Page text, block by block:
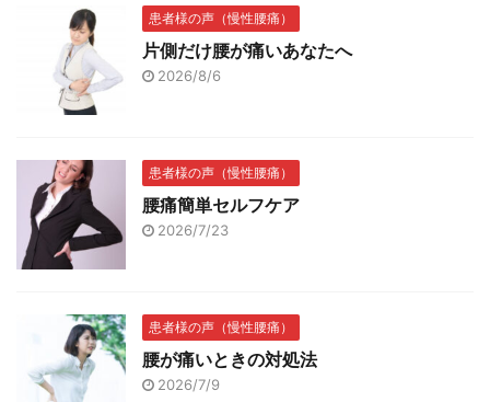
患者様の声（慢性腰痛）
片側だけ腰が痛いあなたへ
2026/8/6
患者様の声（慢性腰痛）
腰痛簡単セルフケア
2026/7/23
患者様の声（慢性腰痛）
腰が痛いときの対処法
2026/7/9